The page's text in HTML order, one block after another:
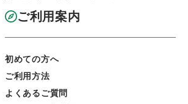
ご利用案内
初めての方へ
ご利用方法
よくあるご質問
全ての情報